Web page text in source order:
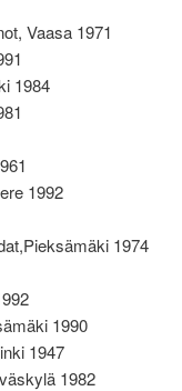
Vaasa 1971
1984
1992
1974
1990
1947
1982